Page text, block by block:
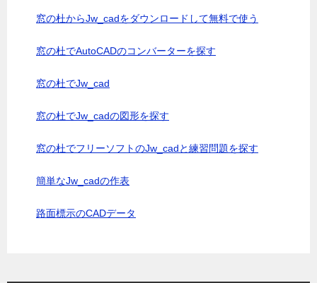
窓の杜からJw_cadをダウンロードして無料で使う
窓の杜でAutoCADのコンバーターを探す
窓の杜でJw_cad
窓の杜でJw_cadの図形を探す
窓の杜でフリーソフトのJw_cadと練習問題を探す
簡単なJw_cadの作表
路面標示のCADデータ